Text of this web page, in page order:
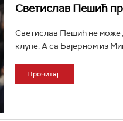
Светислав Пешић
Светислав Пешић не може
клупе. А са Бајерном из
Прочитај